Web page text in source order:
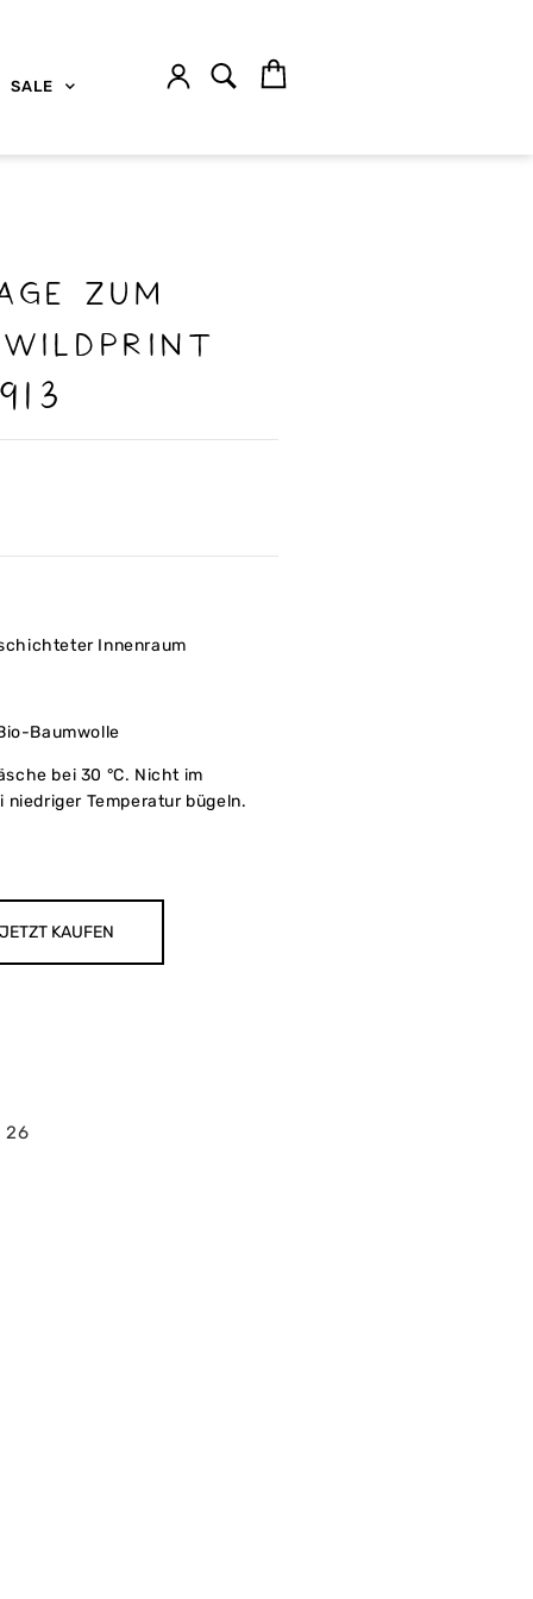
SALE
ZUM
Innenraum
Baumwolle
bei 30 °C. Nicht im
Temperatur bügeln.
KAUFEN